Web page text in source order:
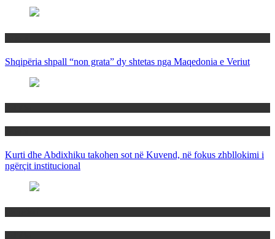
Shqipëria shpall “non grata” dy shtetas nga Maqedonia e Veriut
Kurti dhe Abdixhiku takohen sot në Kuvend, në fokus zhbllokimi i
ngërçit institucional